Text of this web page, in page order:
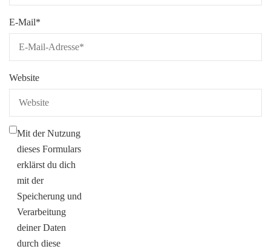
E-Mail*
Website
Mit der Nutzung
dieses Formulars
erklärst du dich
mit der
Speicherung und
Verarbeitung
deiner Daten
durch diese